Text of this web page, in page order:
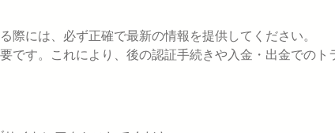
には、必ず正確で最新の情報を提供してください。
です。これにより、後の認証手続きや入金・出金でのト